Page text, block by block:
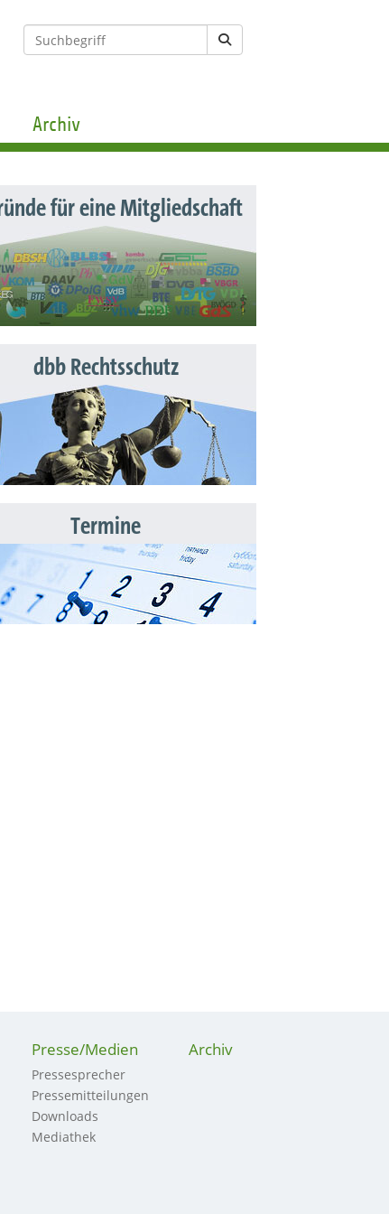
Archiv
für eine Mitgliedschaft
dbb Rechtsschutz
Termine
Presse/Medien
Pressesprecher
Pressemitteilungen
Downloads
Mediathek
Archiv